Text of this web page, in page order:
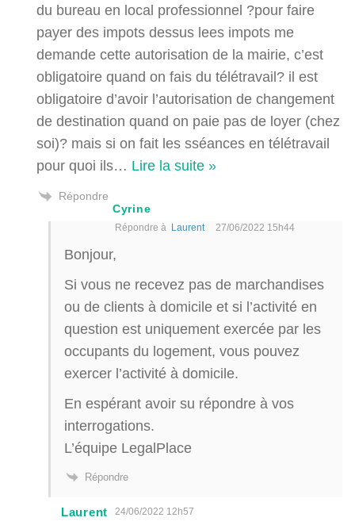
du bureau en local professionnel ?pour faire
payer des impots dessus lees impots me
demande cette autorisation de la mairie, c’est
obligatoire quand on fais du télétravail? il est
obligatoire d’avoir l’autorisation de changement
de destination quand on paie pas de loyer (chez
soi)? mais si on fait les sséances en télétravail
pour quoi ils… Lire la suite »
Répondre
Cyrine
Répondre à Laurent 27/06/2022 15h44
Bonjour,
Si vous ne recevez pas de marchandises
ou de clients à domicile et si l’activité en
question est uniquement exercée par les
occupants du logement, vous pouvez
exercer l’activité à domicile.
En espérant avoir su répondre à vos
interrogations.
L’équipe LegalPlace
Répondre
Laurent 24/06/2022 12h57